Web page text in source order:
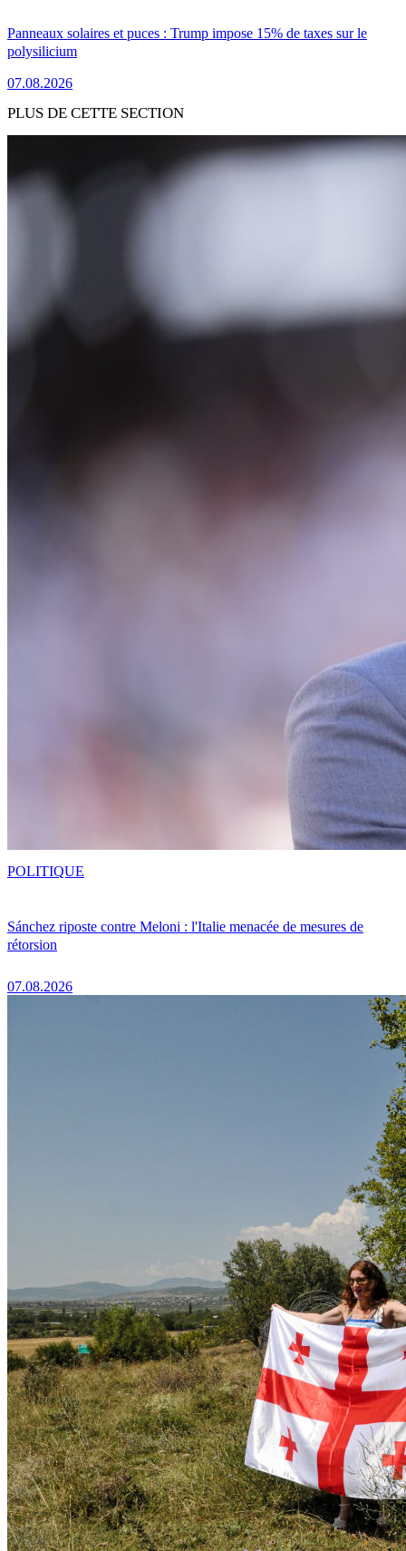
Panneaux solaires et puces : Trump impose 15% de taxes sur le
polysilicium
07.08.2026
PLUS DE CETTE SECTION
Sánchez riposte contre Meloni : l'Italie menacée de mesures de
rétorsion
07.08.2026
POLITIQUE